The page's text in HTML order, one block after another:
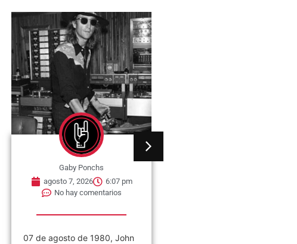
Gaby Ponchs
agosto 7, 2026
6:05 pm
No hay comentarios
Civilización es el noveno